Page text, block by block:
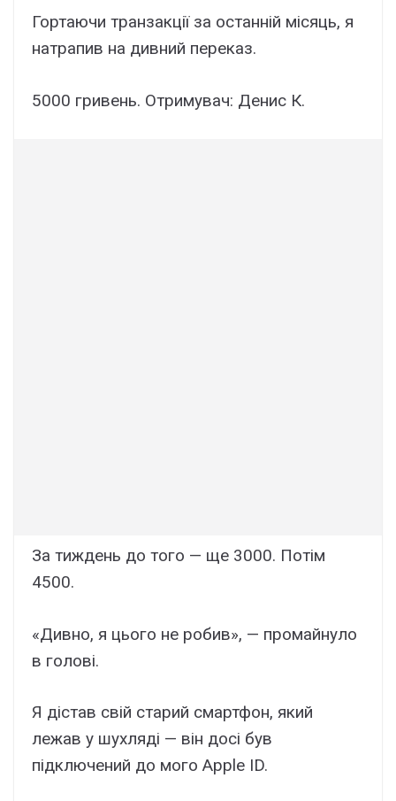
Гортаючи транзакції за останній місяць, я
натрапив на дивний переказ.
5000 гривень. Отримувач: Денис К.
За тиждень до того — ще 3000. Потім
4500.
«Дивно, я цього не робив», — промайнуло
в голові.
Я дістав свій старий смартфон, який
лежав у шухляді — він досі був
підключений до мого Apple ID.